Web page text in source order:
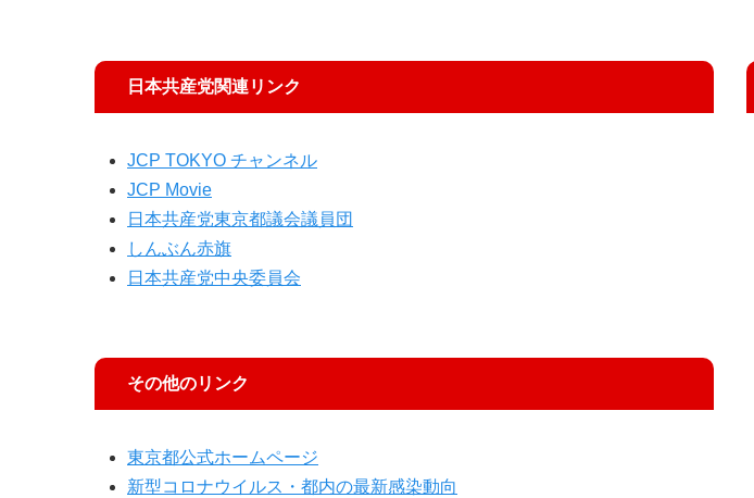
日本共産党関連リンク
JCP TOKYO チャンネル
JCP Movie
日本共産党東京都議会議員団
しんぶん赤旗
日本共産党中央委員会
その他のリンク
東京都公式ホームページ
新型コロナウイルス・都内の最新感染動向